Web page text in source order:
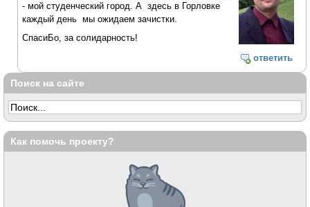
- мой студенческий город. А здесь в Горловке
каждый день мы ожидаем зачистки.
СпасиБо, за солидарность!
ответить
Поиск на сайте
Как помочь проекту?